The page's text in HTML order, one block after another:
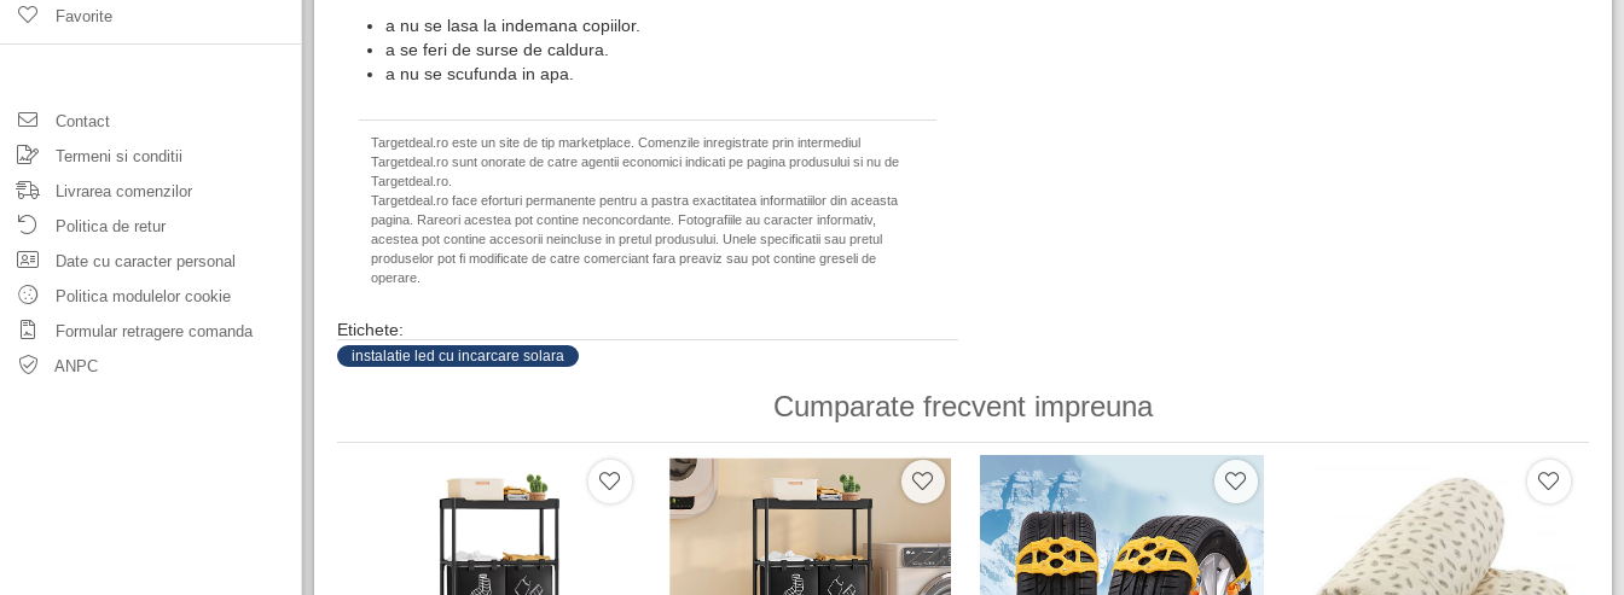
Favorite
Contact
Termeni si conditii
Livrarea comenzilor
Politica de retur
Date cu caracter personal
Politica modulelor cookie
Formular retragere comanda
ANPC
a nu se lasa la indemana copiilor.
a se feri de surse de caldura.
a nu se scufunda in apa.
Targetdeal.ro este un site de tip marketplace. Comenzile inregistrate prin intermediul
Targetdeal.ro sunt onorate de catre agentii economici indicati pe pagina produsului si nu de
Targetdeal.ro.
Targetdeal.ro face eforturi permanente pentru a pastra exactitatea informatiilor din aceasta
pagina. Rareori acestea pot contine neconcordante. Fotografiile au caracter informativ,
acestea pot contine accesorii neincluse in pretul produsului. Unele specificatii sau pretul
produselor pot fi modificate de catre comerciant fara preaviz sau pot contine greseli de
operare.
Etichete:
instalatie led cu incarcare solara
Cumparate frecvent impreuna